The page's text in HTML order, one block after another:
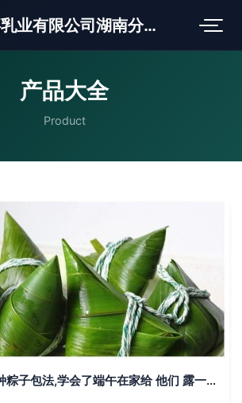
新疆西域之嘉乳业有限公司湖南分公司
产品大全
Product
粽子不会包 这4种粽子包法,学会了端午在家给 他们 露一手